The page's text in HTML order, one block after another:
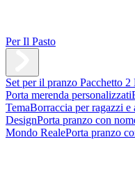
Per Il Pasto
Set per il pranzo Pacchetto 2
Porta merenda personalizzati
TemaBorraccia per ragazzi e
DesignPorta pranzo con
Mondo RealePorta pranzo